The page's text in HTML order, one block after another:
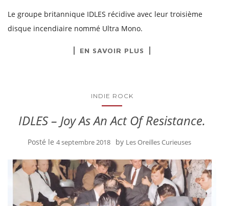
Le groupe britannique IDLES récidive avec leur troisième
disque incendiaire nommé Ultra Mono.
EN SAVOIR PLUS
INDIE ROCK
IDLES – Joy As An Act Of Resistance.
Posté le 4 septembre 2018 by Les Oreilles Curieuses